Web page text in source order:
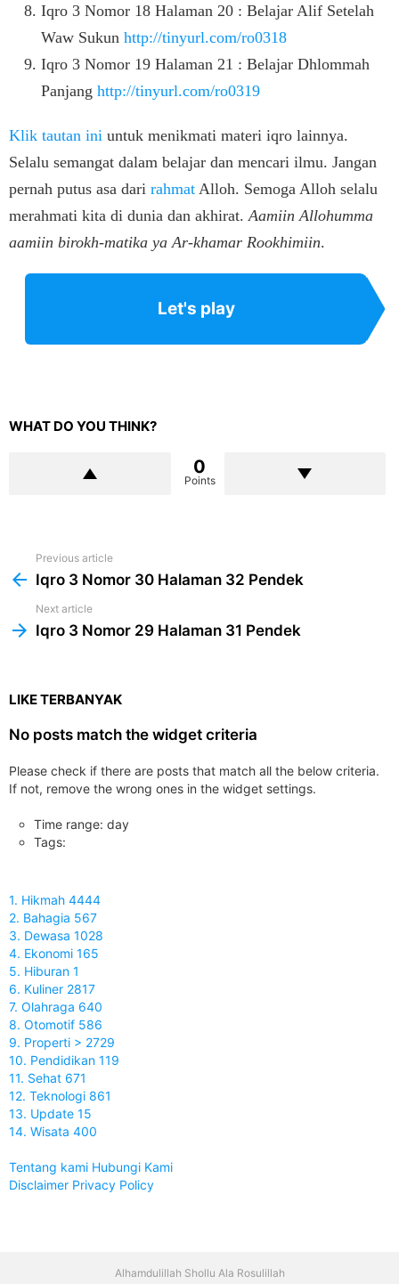
Iqro 3 Nomor 18 Halaman 20 : Belajar Alif Setelah
Waw Sukun http://tinyurl.com/ro0318
Iqro 3 Nomor 19 Halaman 21 : Belajar Dhlommah
Panjang http://tinyurl.com/ro0319
Klik tautan ini untuk menikmati materi iqro lainnya.
Selalu semangat dalam belajar dan mencari ilmu. Jangan
pernah putus asa dari rahmat Alloh. Semoga Alloh selalu
merahmati kita di dunia dan akhirat. Aamiin Allohumma
aamiin birokh-matika ya Ar-khamar Rookhimiin.
Let's play
WHAT DO YOU THINK?
0
Points
more
Previous article
Iqro 3 Nomor 30 Halaman 32 Pendek
Next article
Iqro 3 Nomor 29 Halaman 31 Pendek
LIKE TERBANYAK
No posts match the widget criteria
Please check if there are posts that match all the below criteria.
If not, remove the wrong ones in the widget settings.
Time range: day
Tags:
1. Hikmah 4444
2. Bahagia 567
3. Dewasa 1028
4. Ekonomi 165
5. Hiburan 1
6. Kuliner 2817
7. Olahraga 640
8. Otomotif 586
9. Properti > 2729
10. Pendidikan 119
11. Sehat 671
12. Teknologi 861
13. Update 15
14. Wisata 400
Tentang kami Hubungi Kami
Disclaimer Privacy Policy
Alhamdulillah Shollu Ala Rosulillah